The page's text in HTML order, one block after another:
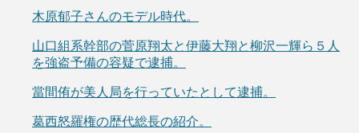
木原郁子さんのモデル時代。
山口組系幹部の菅原翔太と伊藤大翔と柳沢一輝ら５人
を強盗予備の容疑で逮捕。
當間侑が美人局を行っていたとして逮捕。
葛西怒羅権の歴代総長の紹介。